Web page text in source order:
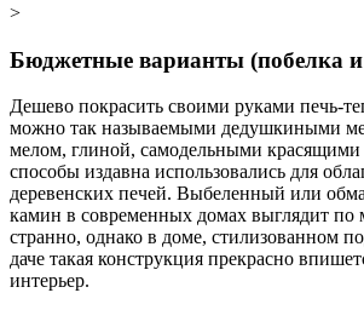
>
Бюджетные варианты (побелка
Дешево покрасить своими руками печь-
можно так называемыми дедушкиными
мелом, глиной, самодельными красящими
способы издавна использовались для
деревенских печей. Выбеленный или
камин в современных домах выглядит по
странно, однако в доме, стилизованном
даче такая конструкция прекрасно
интерьер.